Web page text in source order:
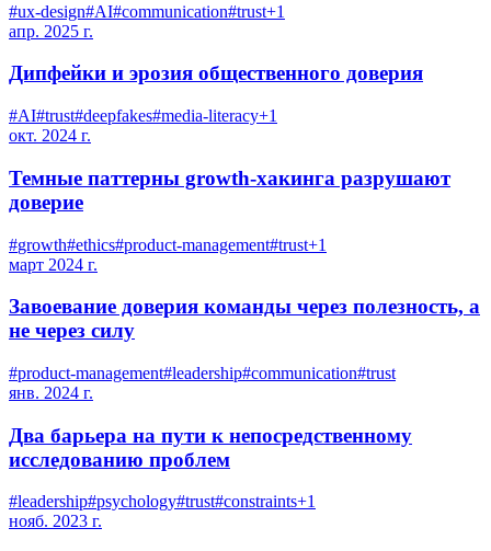
#ux-design#AI#communication#trust+1
апр. 2025 г.
Дипфейки и эрозия общественного доверия
#AI#trust#deepfakes#media-literacy+1
окт. 2024 г.
Темные паттерны growth-хакинга разрушают
доверие
#growth#ethics#product-management#trust+1
март 2024 г.
Завоевание доверия команды через полезность, а
не через силу
#product-management#leadership#communication#trust
янв. 2024 г.
Два барьера на пути к непосредственному
исследованию проблем
#leadership#psychology#trust#constraints+1
нояб. 2023 г.